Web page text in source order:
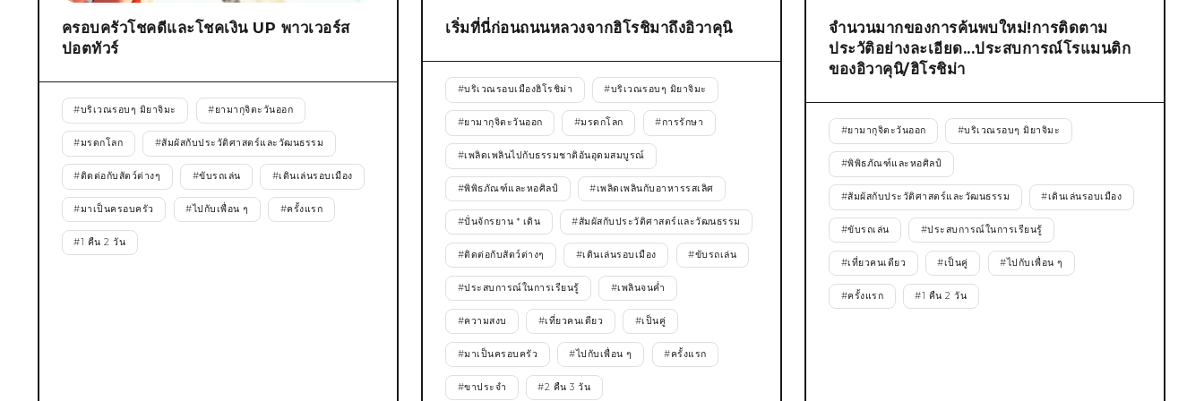
ครอบครัวโชคดีและโชคเงิน UP พาวเวอร์ส
ปอตทัวร์
#บริเวณรอบๆ มิยาจิมะ #ยามากุจิตะวันออก
#มรดกโลก #สัมผัสกับประวัติศาสตร์และวัฒนธรรม
#ติดต่อกับสัตว์ต่างๆ #ขับรถเล่น #เดินเล่นรอบเมือง
#มาเป็นครอบครัว #ไปกับเพื่อน ๆ #ครั้งแรก
#1 คืน 2 วัน
เริ่มที่นี่ก่อนถนนหลวงจากฮิโรชิมาถึงอิวาคุนิ
#บริเวณรอบเมืองฮิโรชิม่า #บริเวณรอบๆ มิยาจิมะ
#ยามากุจิตะวันออก #มรดกโลก #การรักษา
#เพลิดเพลินไปกับธรรมชาติอันอุดมสมบูรณ์
#พิพิธภัณฑ์และหอศิลป์ #เพลิดเพลินกับอาหารรสเลิศ
#ปั่นจักรยาน * เดิน #สัมผัสกับประวัติศาสตร์และวัฒนธรรม
#ติดต่อกับสัตว์ต่างๆ #เดินเล่นรอบเมือง #ขับรถเล่น
#ประสบการณ์ในการเรียนรู้ #เพลินจนค่ำ
#ความสงบ #เที่ยวคนเดียว #เป็นคู่
#มาเป็นครอบครัว #ไปกับเพื่อน ๆ #ครั้งแรก
#ขาประจำ #2 คืน 3 วัน
จำนวนมากของการค้นพบใหม่!การติดตาม
ประวัติอย่างละเอียด...ประสบการณ์โรแมนติก
ของอิวาคุนิ/ฮิโรชิม่า
#ยามากุจิตะวันออก #บริเวณรอบๆ มิยาจิมะ
#พิพิธภัณฑ์และหอศิลป์
#สัมผัสกับประวัติศาสตร์และวัฒนธรรม #เดินเล่นรอบเมือง
#ขับรถเล่น #ประสบการณ์ในการเรียนรู้
#เที่ยวคนเดียว #เป็นคู่ #ไปกับเพื่อน ๆ
#ครั้งแรก #1 คืน 2 วัน